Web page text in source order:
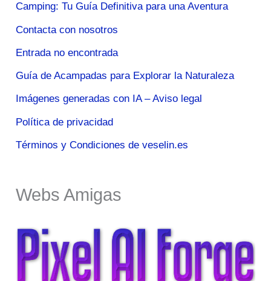
Camping: Tu Guía Definitiva para una Aventura
Contacta con nosotros
Entrada no encontrada
Guía de Acampadas para Explorar la Naturaleza
Imágenes generadas con IA – Aviso legal
Política de privacidad
Términos y Condiciones de veselin.es
Webs Amigas